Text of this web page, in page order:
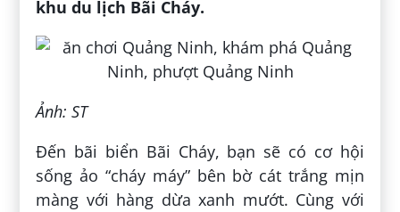
khu du lịch Bãi Cháy.
Ảnh: ST
Đến bãi biển Bãi Cháy, bạn sẽ có cơ hội
sống ảo “cháy máy” bên bờ cát trắng mịn
màng với hàng dừa xanh mướt. Cùng với